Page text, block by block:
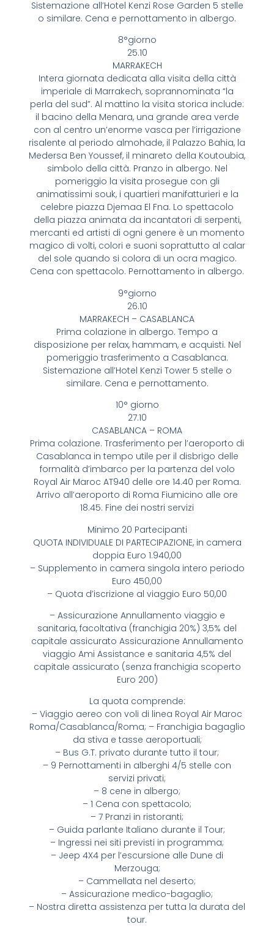
Sistemazione all’Hotel Kenzi Rose Garden 5 stelle
o similare. Cena e pernottamento in albergo.
8°giorno
25.10
MARRAKECH
Intera giornata dedicata alla visita della città
imperiale di Marrakech, soprannominata “la
perla del sud”. Al mattino la visita storica include:
il bacino della Menara, una grande area verde
con al centro un’enorme vasca per l’irrigazione
risalente al periodo almohade, il Palazzo Bahia, la
Medersa Ben Youssef, il minareto della Koutoubia,
simbolo della città. Pranzo in albergo. Nel
pomeriggio la visita prosegue con gli
animatissimi souk, i quartieri manifatturieri e la
celebre piazza Djemaa El Fna. Lo spettacolo
della piazza animata da incantatori di serpenti,
mercanti ed artisti di ogni genere è un momento
magico di volti, colori e suoni soprattutto al calar
del sole quando si colora di un ocra magico.
Cena con spettacolo. Pernottamento in albergo.
9°giorno
26.10
MARRAKECH – CASABLANCA
Prima colazione in albergo. Tempo a
disposizione per relax, hammam, e acquisti. Nel
pomeriggio trasferimento a Casablanca.
Sistemazione all’Hotel Kenzi Tower 5 stelle o
similare. Cena e pernottamento.
10° giorno
27.10
CASABLANCA – ROMA
Prima colazione. Trasferimento per l’aeroporto di
Casablanca in tempo utile per il disbrigo delle
formalità d’imbarco per la partenza del volo
Royal Air Maroc AT940 delle ore 14.40 per Roma.
Arrivo all’aeroporto di Roma Fiumicino alle ore
18.45. Fine dei nostri servizi
Minimo 20 Partecipanti
QUOTA INDIVIDUALE DI PARTECIPAZIONE, in camera
doppia Euro 1.940,00
– Supplemento in camera singola intero periodo
Euro 450,00
– Quota d’iscrizione al viaggio Euro 50,00
– Assicurazione Annullamento viaggio e
sanitaria, facoltativa (franchigia 20%) 3,5% del
capitale assicurato Assicurazione Annullamento
viaggio Ami Assistance e sanitaria 4,5% del
capitale assicurato (senza franchigia scoperto
Euro 200)
La quota comprende:
– Viaggio aereo con voli di linea Royal Air Maroc
Roma/Casablanca/Roma; – Franchigia bagaglio
da stiva e tasse aeroportuali;
– Bus G.T. privato durante tutto il tour;
– 9 Pernottamenti in alberghi 4/5 stelle con
servizi privati;
– 8 cene in albergo;
– 1 Cena con spettacolo;
– 7 Pranzi in ristoranti;
– Guida parlante Italiano durante il Tour;
– Ingressi nei siti previsti in programma;
– Jeep 4X4 per l’escursione alle Dune di
Merzouga;
– Cammellata nel deserto;
– Assicurazione medico-bagaglio;
– Nostra diretta assistenza per tutta la durata del
tour.